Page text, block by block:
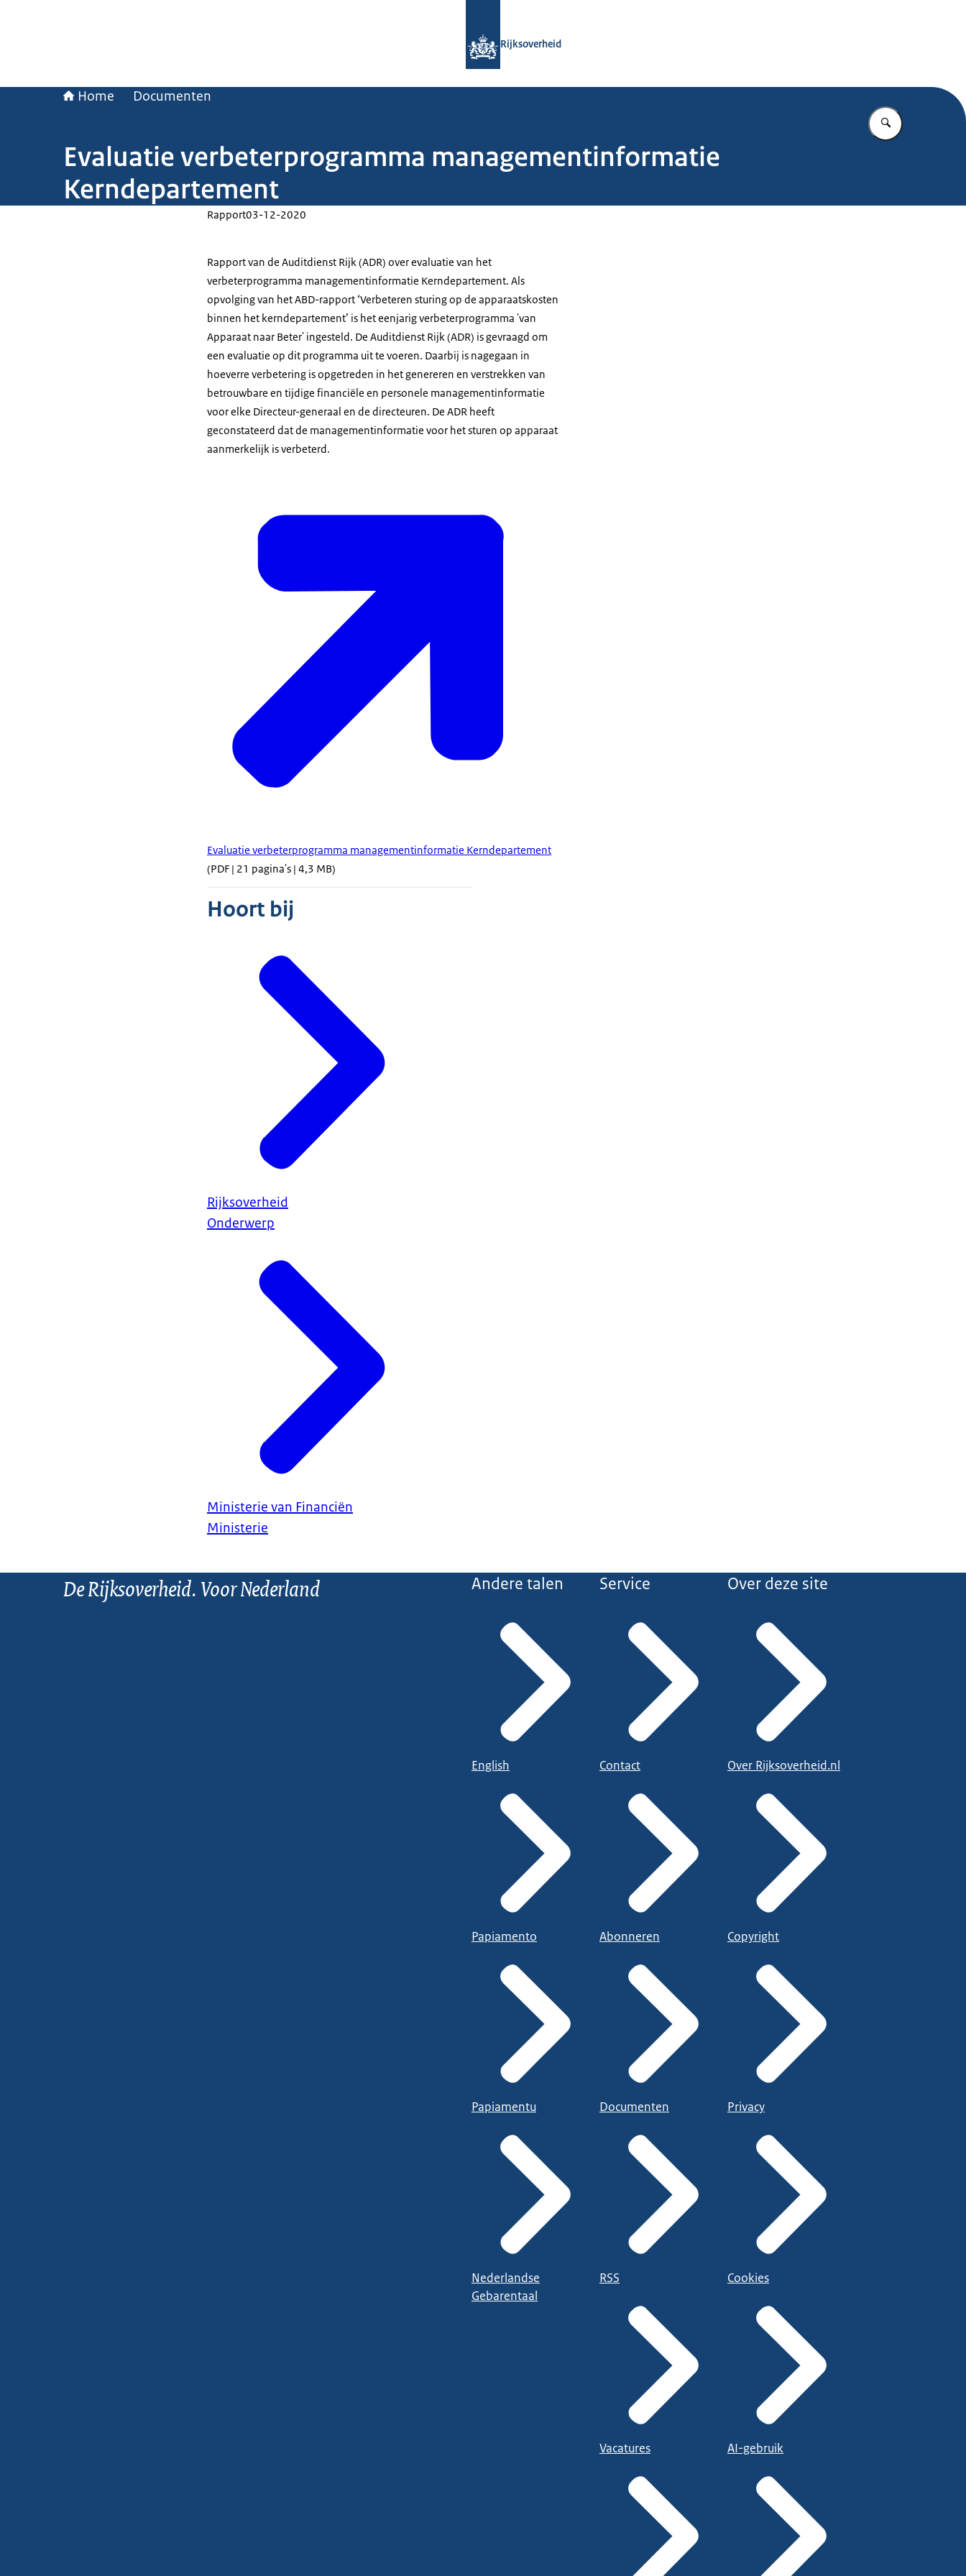
Rijksoverheid
Home Documenten
Vul in wat u
Evaluatie verbeterprogramma managementinformatie
Kerndepartement
Rapport03-12-2020
Rapport van de Auditdienst Rijk (ADR) over evaluatie van het
verbeterprogramma managementinformatie Kerndepartement. Als
opvolging van het ABD-rapport ‘Verbeteren sturing op de apparaatskosten
binnen het kerndepartement’ is het eenjarig verbeterprogramma 'van
Apparaat naar Beter' ingesteld. De Auditdienst Rijk (ADR) is gevraagd om
een evaluatie op dit programma uit te voeren. Daarbij is nagegaan in
hoeverre verbetering is opgetreden in het genereren en verstrekken van
betrouwbare en tijdige financiële en personele managementinformatie
voor elke Directeur-generaal en de directeuren. De ADR heeft
geconstateerd dat de managementinformatie voor het sturen op apparaat
aanmerkelijk is verbeterd.
Evaluatie verbeterprogramma managementinformatie Kerndepartement
(PDF | 21 pagina's | 4,3 MB)
Hoort bij
Rijksoverheid
Onderwerp
Ministerie van Financiën
Ministerie
De Rijksoverheid. Voor Nederland Andere talen
English
Papiamento
Papiamentu
Nederlandse
Gebarentaal
Service
Contact
Abonneren
Documenten
RSS
Vacatures
Over deze site
Over Rijksoverheid.nl
Copyright
Privacy
Cookies
AI-gebruik